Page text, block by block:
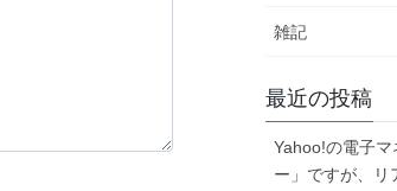
雑記
最近の投稿
Yahoo!の電子
ー」ですが、リ